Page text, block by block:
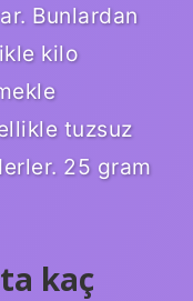
Bunlardan
kilo
tuzsuz
25 gram
kaç